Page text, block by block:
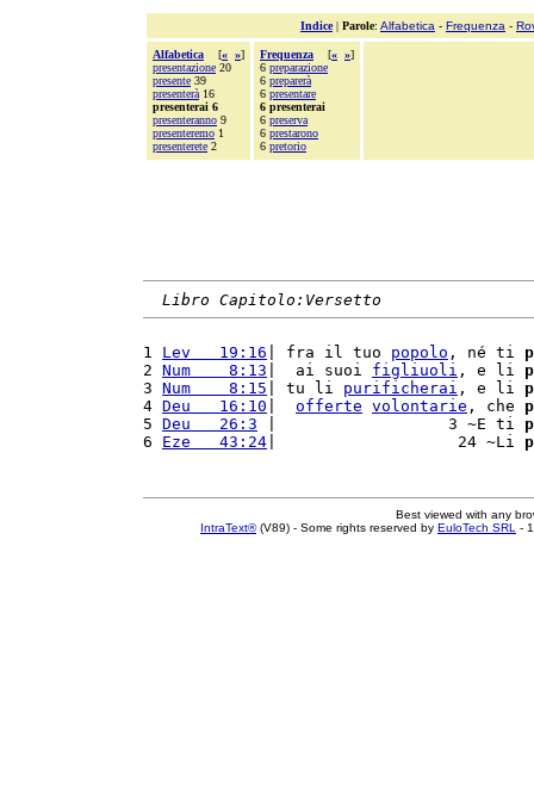
Indice| Parole: Alfabetica - Frequenza -
Alfabetica [« »]
presentazione 20
presente 39
presenterà 16
presenterai 6
presenteranno 9
presenteremo 1
presenterete 2
Frequenza [« »]
6 preparazione
6 preparerà
6 presentare
6 presenterai
6 preserva
6 prestarono
6 pretorio
Libro Capitolo:Versetto
1 Lev   19:16 | fra il tuo popolo , né ti
2 Num    8:13 |  ai suoi figliuoli , e li
3 Num    8:15 | tu li purificherai , e li
4 Deu   16:10 offerte volontarie , che
5 Deu   26:3 |                  3 ~E ti
6 Eze   43:24 |                   24 ~Li
Best viewed with any
IntraText®(V89) - Some rights reserved by EuloTech SRL -